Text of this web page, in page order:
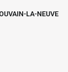
LA-NEUVE